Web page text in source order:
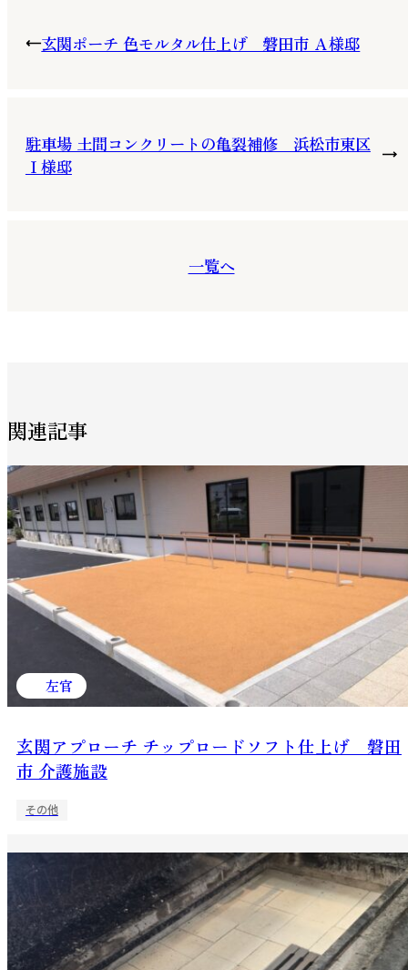
玄関ポーチ 色モルタル仕上げ 磐田市 Ａ様邸
一覧へ
駐車場 土間コンクリートの亀裂補修 浜松市東区
Ｉ様邸
関連記事
左官
玄関アプローチ チップロードソフト仕上げ 磐田
市 介護施設
その他